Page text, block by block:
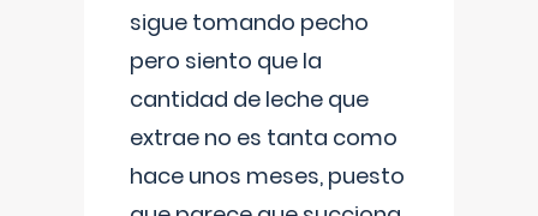
sigue tomando pecho
pero siento que la
cantidad de leche que
extrae no es tanta como
hace unos meses, puesto